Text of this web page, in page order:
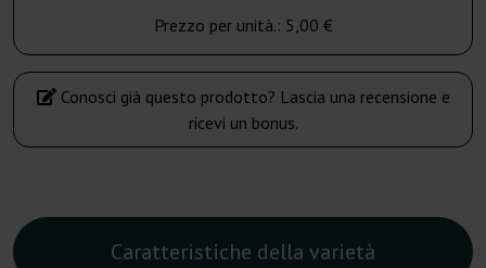
Prezzo per unità.: 5,00 €
Conosci già questo prodotto? Lascia una recensione e
ricevi un bonus.
Caratteristiche della varietà